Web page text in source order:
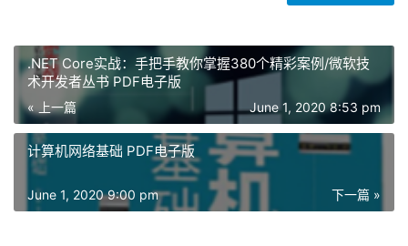
.NET Core实战：手把手教你掌握380个精彩案例/微软技
术开发者丛书 PDF电子版
« 上一篇 June 1, 2020 8:53 pm
计算机网络基础 PDF电子版
下一篇 »
June 1, 2020 9:00 pm